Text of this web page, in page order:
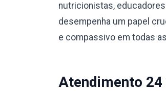
nutricionistas,
desempenha um papel
e compassivo em todas
Atendimento